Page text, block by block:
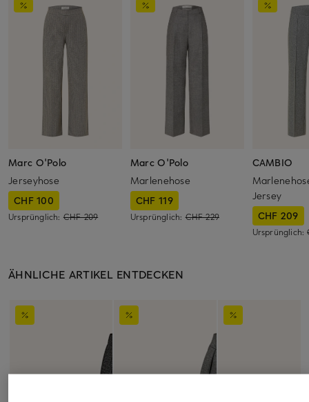
Marc O'Polo
Jerseyhose
CHF 100
Ursprünglich: CHF 209
Marc O'Polo
Marlenehose
CHF 119
Ursprünglich:CHF 229
CAMBIO
Jersey
CHF 209
Ursprünglich:
ÄHNLICHE ARTIKEL ENTDECKEN